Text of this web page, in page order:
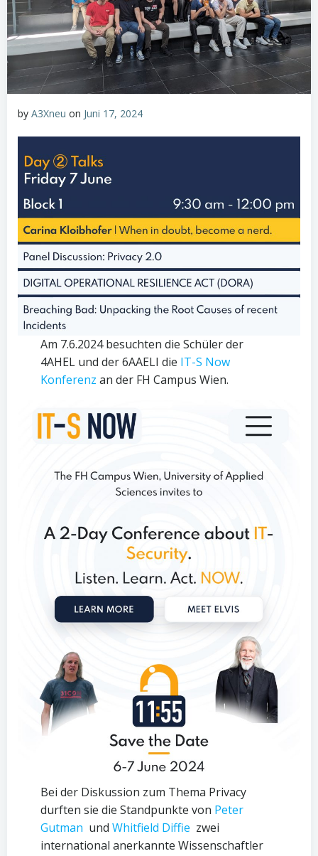
by A3Xneu on Juni 17, 2024
Am 7.6.2024 besuchten die Schüler der
4AHEL und der 6AAELI die IT-S Now
Konferenz an der FH Campus Wien.
Bei der Diskussion zum Thema Privacy
durften sie die Standpunkte von Peter
Gutman und Whitfield Diffie zwei
international anerkannte Wissenschaftler